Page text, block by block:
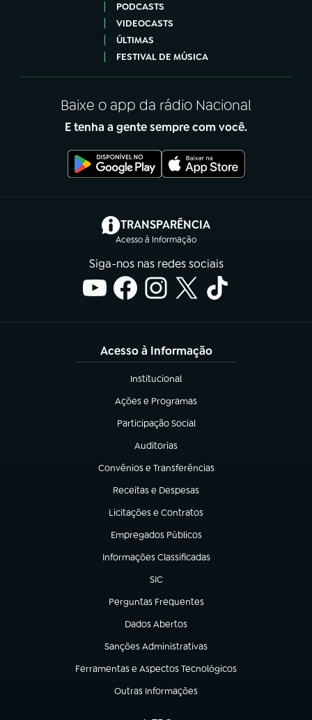
PODCASTS
VIDEOCASTS
ÚLTIMAS
FESTIVAL DE MÚSICA
Baixe o app da rádio Nacional
E tenha a gente sempre com você.
TRANSPARÊNCIA
Acesso à Informação
(abre em nova aba)
Siga-nos nas redes sociais
Acesso à Informação
Institucional
(abre em nova aba)
Ações e Programas
(abre em nova aba)
Participação Social
(abre em nova aba)
Auditorias
(abre em nova aba)
Convênios e Transferências
(abre em nova aba)
Receitas e Despesas
(abre em nova aba)
Licitações e Contratos
(abre em nova aba)
Empregados Públicos
(abre em nova aba)
Informações Classificadas
(abre em nova aba)
SIC
(abre em nova aba)
Perguntas Frequentes
(abre em nova aba)
Dados Abertos
(abre em nova aba)
Sanções Administrativas
(abre em nova aba)
Ferramentas e Aspectos Tecnológicos
(abre em nova aba)
Outras Informações
(abre em nova aba)